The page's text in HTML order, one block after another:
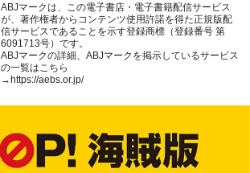
ABJマークは、この電子書店・電子書籍配信サービス
が、著作権者からコンテンツ使用許諾を得た正規版配
信サービスであることを示す登録商標（登録番号 第
6091713号）です。
ABJマークの詳細、ABJマークを掲示しているサービス
の一覧はこちら
→ https://aebs.or.jp/